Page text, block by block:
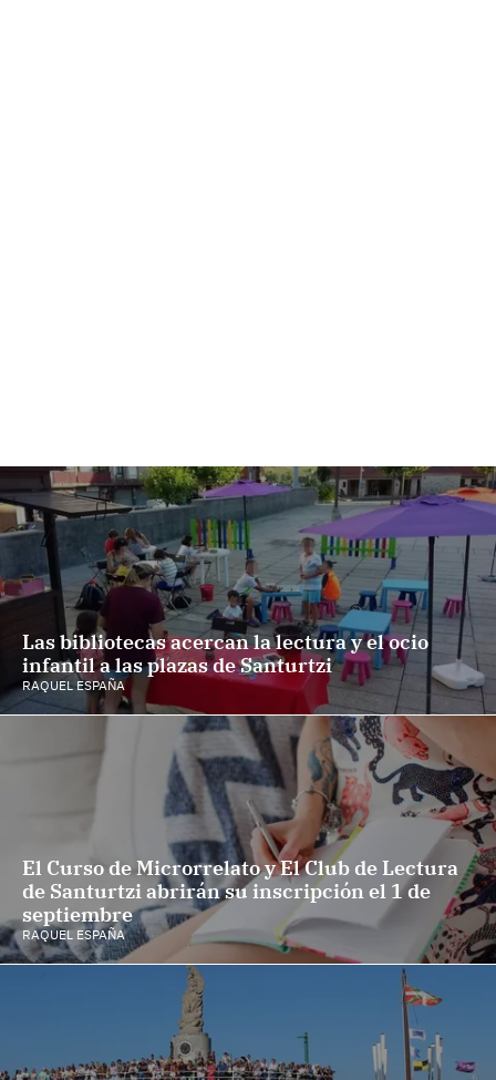
Las bibliotecas acercan la lectura y el ocio
infantil a las plazas de Santurtzi
RAQUEL ESPAÑA
El Curso de Microrrelato y El Club de Lectura
de Santurtzi abrirán su inscripción el 1 de
septiembre
RAQUEL ESPAÑA